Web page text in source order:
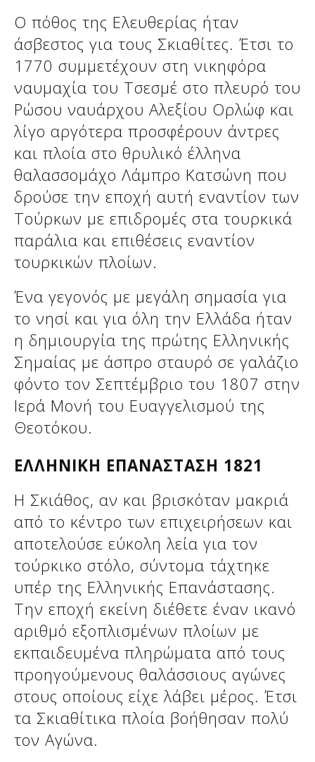
Ο πόθος της Ελευθερίας ήταν
άσβεστος για τους Σκιαθίτες. Έτσι το
1770 συμμετέχουν στη νικηφόρα
ναυμαχία του Τσεσμέ στο πλευρό του
Ρώσου ναυάρχου Αλεξίου Ορλώφ και
λίγο αργότερα προσφέρουν άντρες
και πλοία στο θρυλικό έλληνα
θαλασσομάχο Λάμπρο Κατσώνη που
δρούσε την εποχή αυτή εναντίον των
Τούρκων με επιδρομές στα τουρκικά
παράλια και επιθέσεις εναντίον
τουρκικών πλοίων.
Ένα γεγονός με μεγάλη σημασία για
το νησί και για όλη την Ελλάδα ήταν
η δημιουργία της πρώτης Ελληνικής
Σημαίας με άσπρο σταυρό σε γαλάζιο
φόντο τον Σεπτέμβριο του 1807 στην
Ιερά Μονή του Ευαγγελισμού της
Θεοτόκου.
ΕΛΛΗΝΙΚΗ ΕΠΑΝΑΣΤΑΣΗ 1821
Η Σκιάθος, αν και βρισκόταν μακριά
από το κέντρο των επιχειρήσεων και
αποτελούσε εύκολη λεία για τον
τούρκικο στόλο, σύντομα τάχτηκε
υπέρ της Ελληνικής Επανάστασης.
Την εποχή εκείνη διέθετε έναν ικανό
αριθμό εξοπλισμένων πλοίων με
εκπαιδευμένα πληρώματα από τους
προηγούμενους θαλάσσιους αγώνες
στους οποίους είχε λάβει μέρος. Έτσι
τα Σκιαθίτικα πλοία βοήθησαν πολύ
τον Αγώνα.